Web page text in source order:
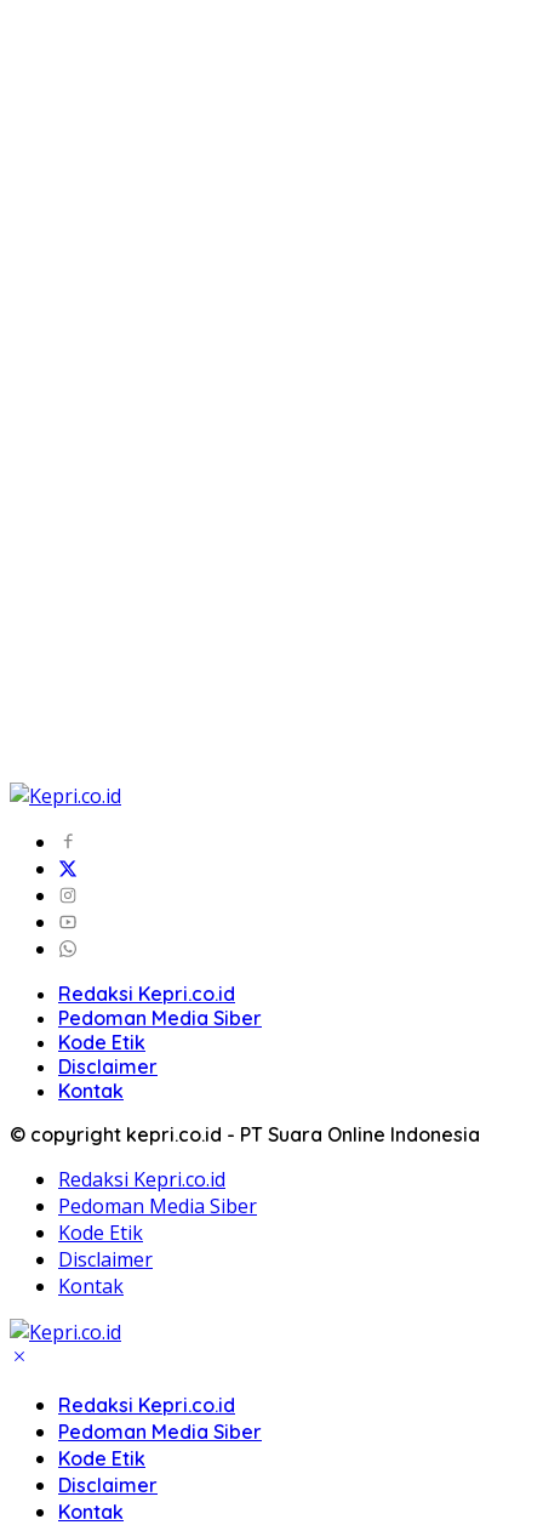
Redaksi Kepri.co.id
Pedoman Media Siber
Kode Etik
Disclaimer
Kontak
© copyright kepri.co.id - PT Suara Online Indonesia
Redaksi Kepri.co.id
Pedoman Media Siber
Kode Etik
Disclaimer
Kontak
Redaksi Kepri.co.id
Pedoman Media Siber
Kode Etik
Disclaimer
Kontak